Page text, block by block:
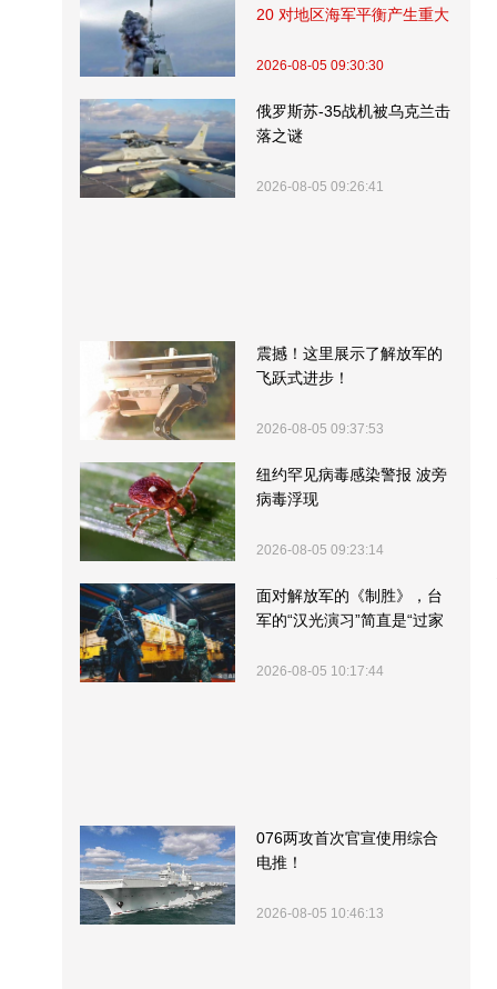
20 对地区海军平衡产生重大
2026-08-05 09:30:30
俄罗斯苏-35战机被乌克兰击
落之谜
2026-08-05 09:26:41
震撼！这里展示了解放军的
飞跃式进步！
2026-08-05 09:37:53
纽约罕见病毒感染警报 波旁
病毒浮现
2026-08-05 09:23:14
面对解放军的《制胜》，台
军的“汉光演习”简直是“过家
2026-08-05 10:17:44
076两攻首次官宣使用综合
电推！
2026-08-05 10:46:13